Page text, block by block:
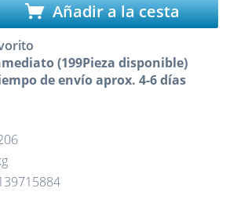
Añadir a la cesta
(199Pieza disponible)
de envío aprox. 4-6 días